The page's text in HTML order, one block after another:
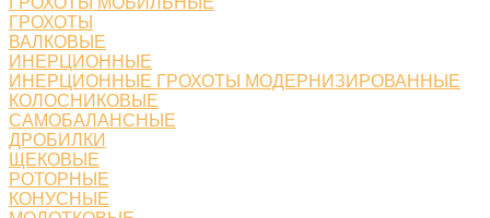
ГРОХОТЫ
ВАЛКОВЫЕ
ИНЕРЦИОННЫЕ
ИНЕРЦИОННЫЕ ГРОХОТЫ МОДЕРНИЗИРОВАННЫЕ
КОЛОСНИКОВЫЕ
САМОБАЛАНСНЫЕ
ДРОБИЛКИ
ЩЕКОВЫЕ
РОТОРНЫЕ
КОНУСНЫЕ